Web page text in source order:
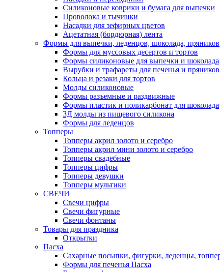
Силиконовые коврики и бумага для выпечки
Проволока и тычинки
Насадки для зефирных цветов
Ацетатная (бордюрная) лента
Формы для выпечки, леденцов, шоколада, пряников
Формы для муссовых десертов и тортов
Формы силиконовые для выпечки и шоколада
Вырубки и трафареты для печенья и пряников
Кольца и резаки для тортов
Молды силиконовые
Формы разъемные и раздвижные
Формы пластик и поликарбонат для шоколада
3Д молды из пищевого силикона
Формы для леденцов
Топперы
Топперы акрил золото и серебро
Топперы акрил мини золото и серебро
Топперы свадебные
Топперы цифры
Топперы девушки
Топперы мультики
СВЕЧИ
Свечи цифры
Свечи фигурные
Свечи фонтаны
Товары для праздника
Открытки
Пасха
Сахарные посыпки, фигурки, леденцы,
Формы для печенья Пасха